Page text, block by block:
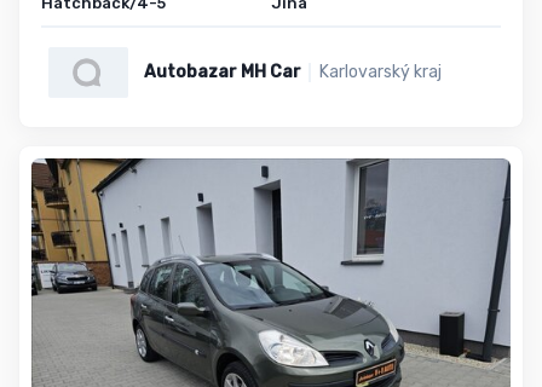
Autobazar MH Car Karlovarský kraj